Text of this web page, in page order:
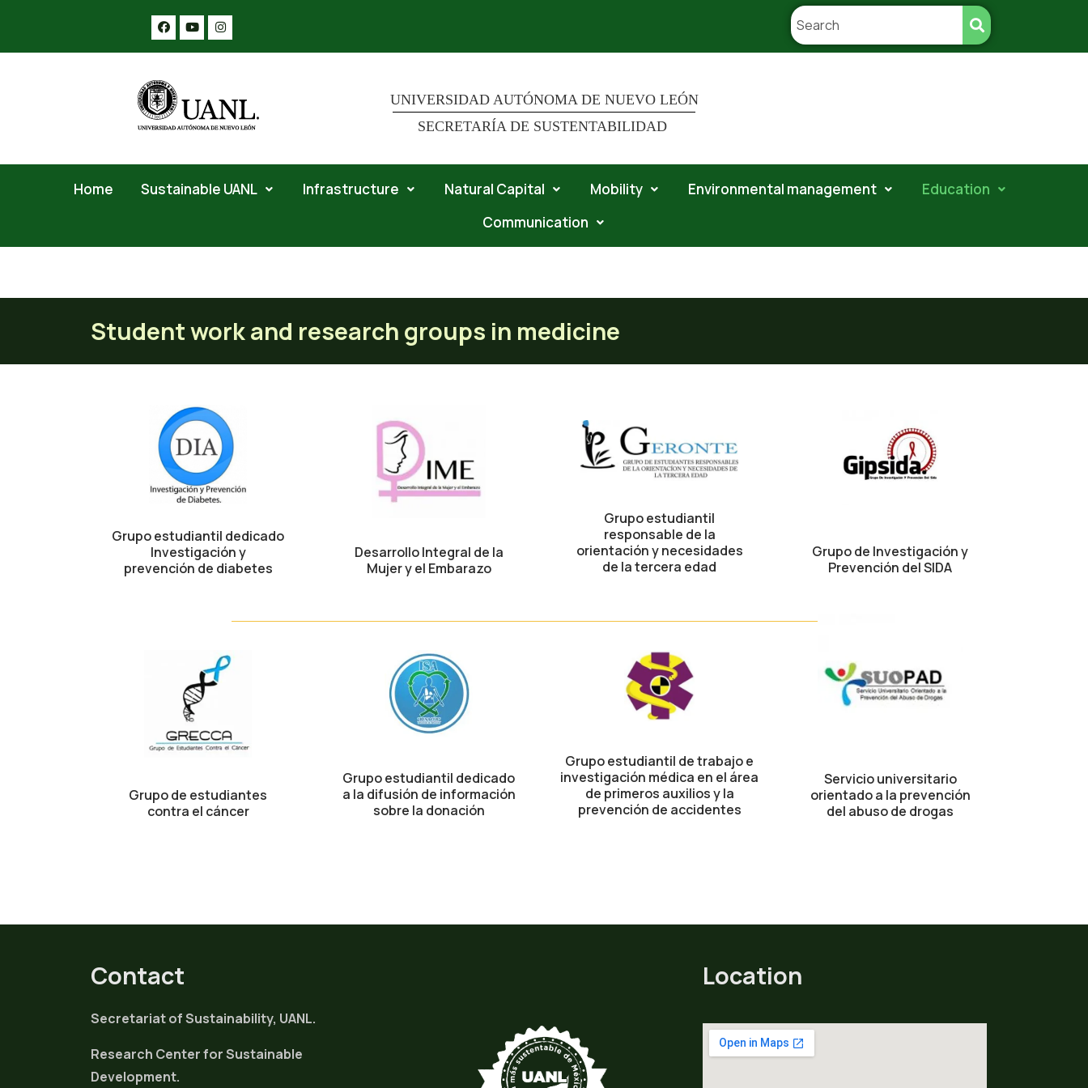
UNIVERSIDAD AUTÓNOMA DE NUEVO LEÓN
SECRETARÍA DE SUSTENTABILIDAD
Home Sustainable UANL Infrastructure Natural Capital Mobility Environmental management
Education
Communication
Student work and research groups in medicine
Student work and research groups in medicine
Grupo estudiantil dedicado
Investigación y
prevención de diabetes
Desarrollo Integral de la
Mujer y el Embarazo
Grupo estudiantil
responsable de la
orientación y necesidades
de la tercera edad
Grupo de Investigación y
Prevención del SIDA
Grupo de estudiantes
contra el cáncer
Grupo estudiantil dedicado
a la difusión de información
sobre la donación
Grupo estudiantil de trabajo e
investigación médica en el área
de primeros auxilios y la
prevención de accidentes
Servicio universitario
orientado a la prevención
del abuso de drogas
Contact
Secretariat of Sustainability, UANL.
Research Center for Sustainable
Development.
Location